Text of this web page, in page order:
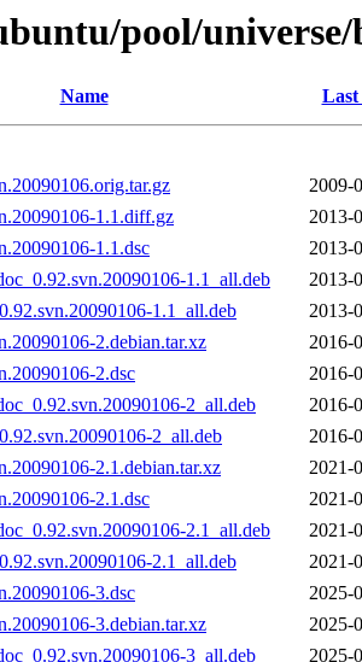
pool/universe/
Name Last
2009-
1.1.diff.gz
2013-
1.1.dsc
2013-
1.1_all.deb
2013-
1.1_all.deb
2013-
2.debian.tar.xz
2016-
2.dsc
2016-
2_all.deb
2016-
2_all.deb
2016-
2.1.debian.tar.xz
2021-
2.1.dsc
2021-
2.1_all.deb
2021-
2.1_all.deb
2021-
3.dsc
2025-
3.debian.tar.xz
2025-
3_all.deb
2025-